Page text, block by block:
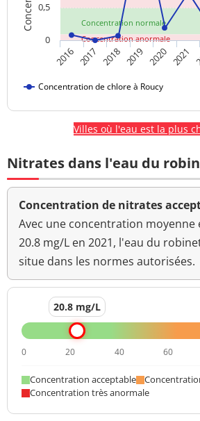
Concentration normale
Concentration anormale
Concentration de chlore à Roucy
2016 2017 2018 2019 2020 2021
0
0,5
Villes où l'eau est la plus
Nitrates dans l'eau du
Concentration de nitrates
Avec une concentration moyenne
20.8 mg/L en 2021, l'eau du
situe dans les normes autorisées.
20.8 mg/L
0 20 40 60
Concentration acceptable
Concentration très anormale